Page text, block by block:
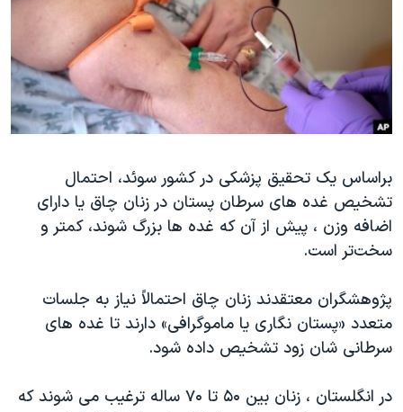
فرهنگ و زندگی
حقوق شهروندی
اقتصادی
علم و فناوری
گالری عکس
آرشیو پخش زنده
انتخابات ریاست جمهوری آمریکا ۲۰۲۴
حمله جمهوری اسلامی به اسرائیل
رمز مهسا
اعتراضات زن، زندگی، آزادی
مجموعه مستندهای دادخواهی
تریبونال مردمی آبان ۹۸
چهل سال گروگان‌گیری
قانون شفافیت دارائی کادر رهبری ایران
اسرائیل در جنگ
زبانهای مختلف
براساس یک تحقیق پزشکی در کشور سوئد، احتمال
تشخیص غده های سرطان پستان در زنان چاق یا دارای
اضافه وزن ، پیش از آن که غده ها بزرگ شوند، کمتر و
سخت‌تر است.
پژوهشگران معتقدند زنان چاق احتمالاً نیاز به جلسات
متعدد «پستان نگاری یا ماموگرافی» دارند تا غده های
سرطانی شان زود تشخیص داده شود.
در انگلستان ، زنان بین ۵۰ تا ۷۰ ساله ترغیب می شوند که